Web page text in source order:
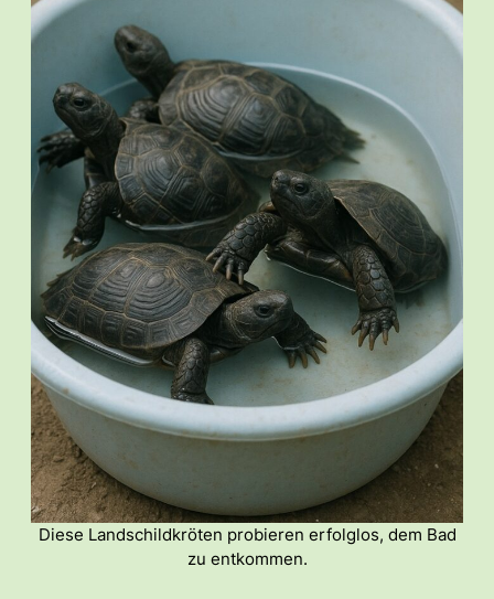
Diese Landschildkröten probieren erfolglos, dem Bad
zu entkommen.